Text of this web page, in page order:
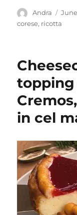
Author
Andra
on
corese, ricotta
topping
in cel